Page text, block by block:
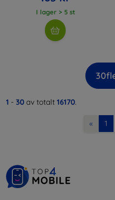
I lager > 5 st
30
1 - 30 av totalt 16170.
« 1